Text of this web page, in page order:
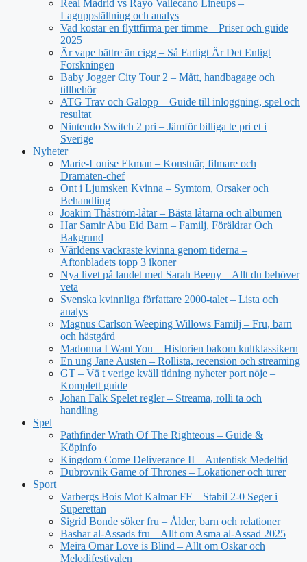
Real Madrid vs Rayo Vallecano Lineups –
Laguppställning och analys
Vad kostar en flyttfirma per timme – Priser och guide
2025
Är vape bättre än cigg – Så Farligt Är Det Enligt
Forskningen
Baby Jogger City Tour 2 – Mått, handbagage och
tillbehör
ATG Trav och Galopp – Guide till inloggning, spel och
resultat
Nintendo Switch 2 pri – Jämför billiga te pri et i
Sverige
Nyheter
Marie-Louise Ekman – Konstnär, filmare och
Dramaten-chef
Ont i Ljumsken Kvinna – Symtom, Orsaker och
Behandling
Joakim Thåström-låtar – Bästa låtarna och albumen
Har Samir Abu Eid Barn – Familj, Föräldrar Och
Bakgrund
Världens vackraste kvinna genom tiderna –
Aftonbladets topp 3 ikoner
Nya livet på landet med Sarah Beeny – Allt du behöver
veta
Svenska kvinnliga författare 2000-talet – Lista och
analys
Magnus Carlson Weeping Willows Familj – Fru, barn
och hästgård
Madonna I Want You – Historien bakom kultklassikern
En ung Jane Austen – Rollista, recension och streaming
GT – Vä t verige kväll tidning nyheter port nöje –
Komplett guide
Johan Falk Spelet regler – Streama, rolli ta och
handling
Spel
Pathfinder Wrath Of The Righteous – Guide &
Köpinfo
Kingdom Come Deliverance II – Autentisk Medeltid
Dubrovnik Game of Thrones – Lokationer och turer
Sport
Varbergs Bois Mot Kalmar FF – Stabil 2-0 Seger i
Superettan
Sigrid Bonde söker fru – Ålder, barn och relationer
Bashar al-Assads fru – Allt om Asma al-Assad 2025
Meira Omar Love is Blind – Allt om Oskar och
Melodifestivalen